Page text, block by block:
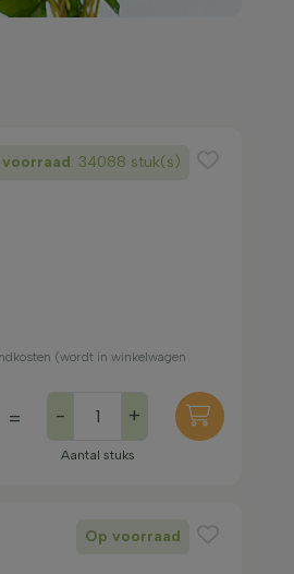
: 34088 stuk(s)
(wordt in winkelwagen
= - +
Aantal stuks
Op voorraad